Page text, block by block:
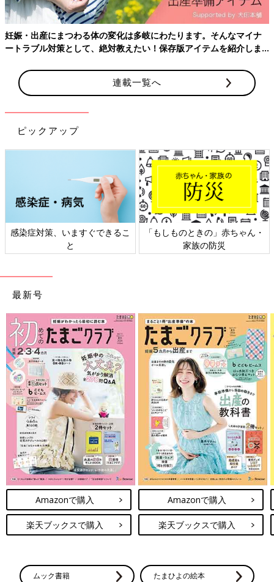
妊娠・出産にまつわる体の変化は多岐にわたります。そんなマイナ
ートラブル対策として、絶対教えたい！保存版アイテムを紹介しま
連載一覧へ
ピックアップ
感染症対策、いますぐできるこ
と
「もしものときの」赤ちゃん・
家族の防災
最新号
Amazonで購入
楽天ブックスで購入
Amazonで購入
楽天ブックスで購入
ムック書籍 たまひよの絵本